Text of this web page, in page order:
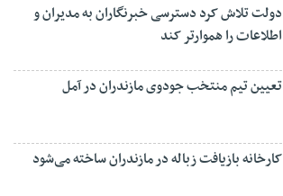
دولت تلاش کرد دسترسی خبرنگاران به مدیران و
اطلاعات را هموارتر کند
تعیین تیم منتخب جودوی مازندران در آمل
کارخانه بازیافت زباله در مازندران ساخته می‌شود